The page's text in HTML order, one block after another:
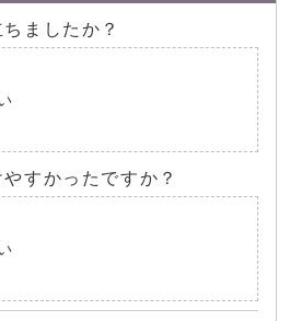
ましたか？
すかったですか？